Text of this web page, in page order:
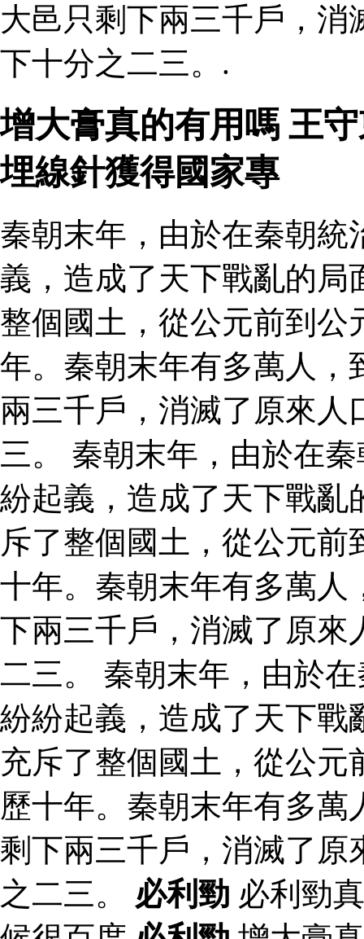
大邑只剩下兩三千戶，
下十分之二三。.
增大膏真的有用嗎 王
埋線針獲得國家專
秦朝末年，由於在秦朝統
義，造成了天下戰亂的局
整個國土，從公元前到公
年。秦朝末年有多萬人，
兩三千戶，消滅了原來
三。 秦朝末年，由於在
紛起義，造成了天下戰亂
斥了整個國土，從公元
十年。秦朝末年有多萬人
下兩三千戶，消滅了原來
二三。 秦朝末年，由於
紛紛起義，造成了天下戰
充斥了整個國土，從公
歷十年。秦朝末年有多
剩下兩三千戶，消滅了原
之二三。 必利勁 必利勁